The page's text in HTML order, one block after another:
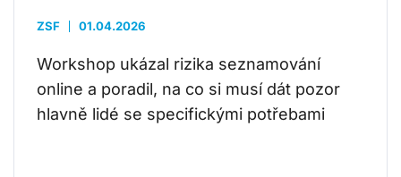
ZSF 01.04.2026
Workshop ukázal rizika seznamování
online a poradil, na co si musí dát pozor
hlavně lidé se specifickými potřebami